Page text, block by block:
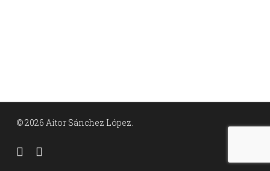
© 2026 Aitor Sánchez López.
facebooklinkedin